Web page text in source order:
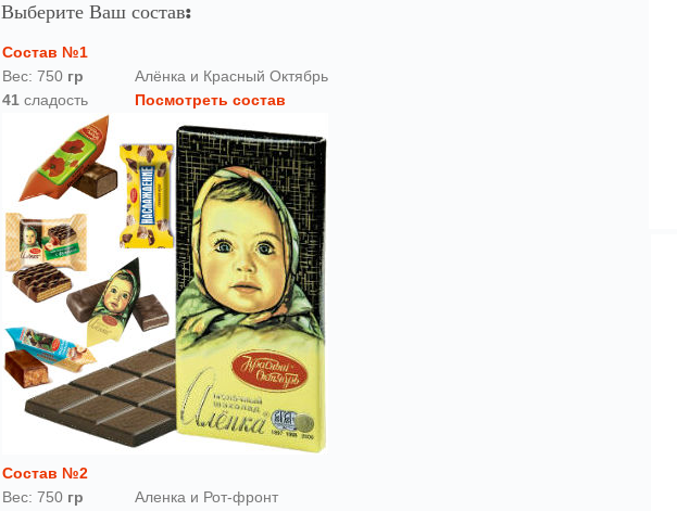
Выберите Ваш состав:
Состав №1
Вес: 750 гр
Алёнка и Красный Октябрь
41 сладость Посмотреть состав
Состав №2
Вес: 750 гр
Аленка и Рот-фронт